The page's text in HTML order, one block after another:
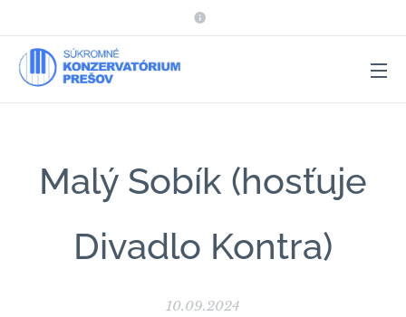
Malý Sobík (hosťuje
Divadlo Kontra)
10.09.2024